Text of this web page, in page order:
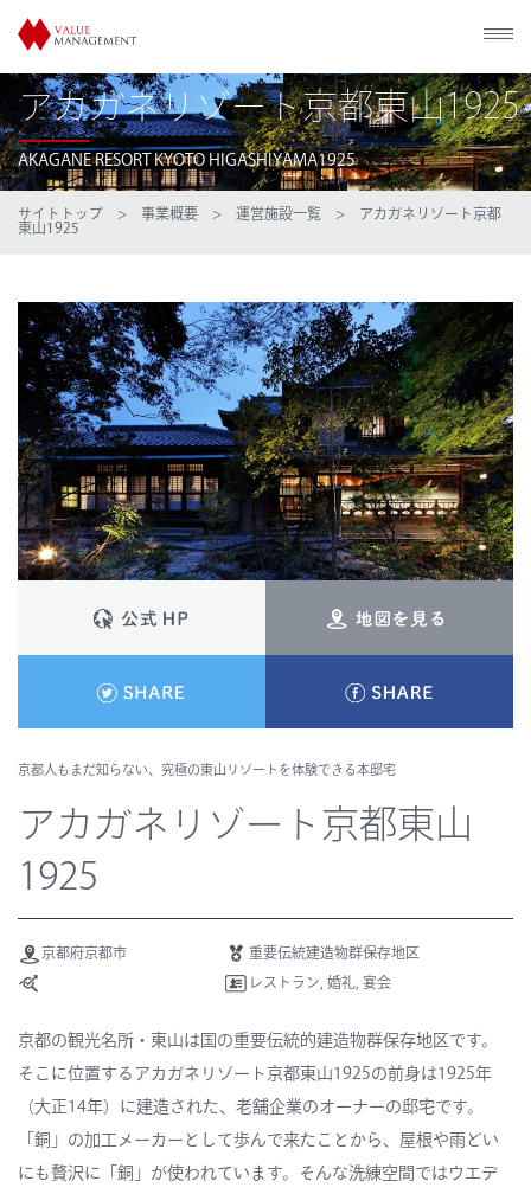
アカガネリゾート京都東山1925
AKAGANE RESORT KYOTO HIGASHIYAMA1925
サイトトップ > 事業概要 > 運営施設一覧 > アカガネリゾート京都
東山1925
京都人もまだ知らない、究極の東山リゾートを体験できる本邸宅
アカガネリゾート京都東山
1925
京都府京都市 重要伝統建造物群保存地区
レストラン, 婚礼, 宴会
京都の観光名所・東山は国の重要伝統的建造物群保存地区です。
そこに位置するアカガネリゾート京都東山1925の前身は1925年
（大正14年）に建造された、老舗企業のオーナーの邸宅です。
「銅」の加工メーカーとして歩んで来たことから、屋根や雨どい
にも贅沢に「銅」が使われています。そんな洗練空間ではウエデ